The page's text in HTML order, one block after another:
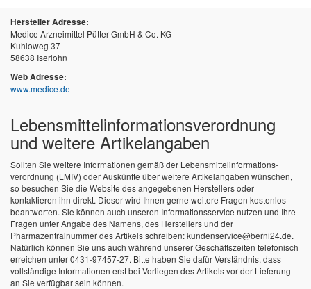
Hersteller Adresse:
Medice Arzneimittel Pütter GmbH & Co. KG
Kuhloweg 37
58638 Iserlohn
Web Adresse:
www.medice.de
Lebensmittel­informations­verordnung
und weitere Artikelangaben
Sollten Sie weitere Informationen gemäß der Lebensmittel­informations­
verordnung (LMIV) oder Auskünfte über weitere Artikelangaben wünschen,
so besuchen Sie die Website des angegebenen Herstellers oder
kontaktieren ihn direkt. Dieser wird Ihnen gerne weitere Fragen kostenlos
beantworten. Sie können auch unseren Informationsservice nutzen und Ihre
Fragen unter Angabe des Namens, des Herstellers und der
Pharmazentralnummer des Artikels schreiben: kundenservice@berni24.de.
Natürlich können Sie uns auch während unserer Geschäftszeiten telefonisch
erreichen unter 0431-97457-27. Bitte haben Sie dafür Verständnis, dass
vollständige Informationen erst bei Vorliegen des Artikels vor der Lieferung
an Sie verfügbar sein können.